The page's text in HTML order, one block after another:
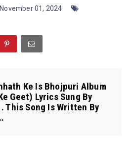
01, 2024
Ke Is Bhojpuri Album
Geet) Lyrics Sung By
This Song Is Written By